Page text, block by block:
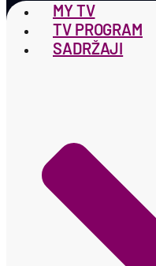
MY TV
TV PROGRAM
SADRŽAJI